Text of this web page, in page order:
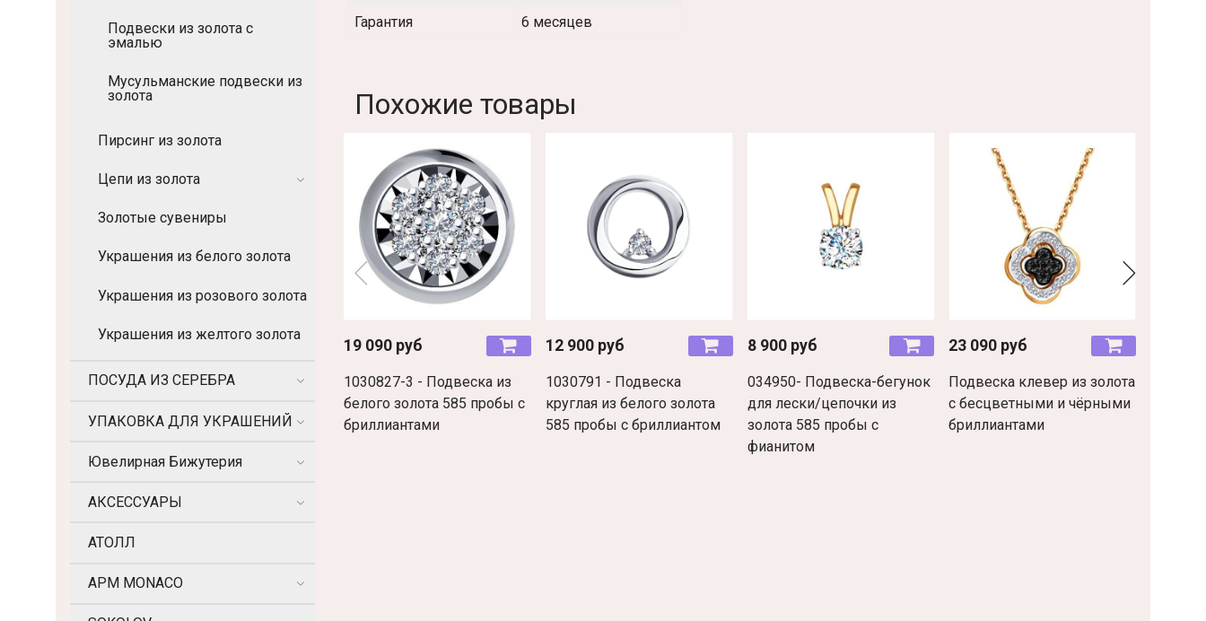
Гарантия
6 месяцев
Похожие товары
19 090 руб
1030827-3 - Подвеска из
белого золота 585 пробы с
бриллиантами
12 900 руб
1030791 - Подвеска
круглая из белого золота
585 пробы с бриллиантом
8 900 руб
034950- Подвеска-бегунок
для лески/цепочки из
золота 585 пробы с
фианитом
23 090 руб
Подвеска клевер из золота
с бесцветными и чёрными
бриллиантами
Подвески из золота с
эмалью
Мусульманские подвески из
золота
Пирсинг из золота
Цепи из золота
Золотые сувениры
Украшения из белого золота
Украшения из розового золота
Украшения из желтого золота
ПОСУДА ИЗ СЕРЕБРА
УПАКОВКА ДЛЯ УКРАШЕНИЙ
Ювелирная Бижутерия
АКСЕССУАРЫ
АТОЛЛ
APM MONACO